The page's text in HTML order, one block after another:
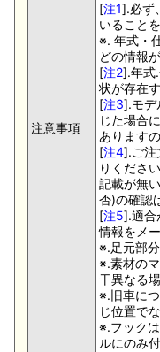
注意事項
[注1].必ず
いること
※. 年式・
どの情報
[注2].年式
状が存在
[注3].モデ
じた場合
あります
[注4].ご注
りください
記載が無
否)の確認
[注5].適合
情報をメ
※.足元部
※.素材の
干異なる
※.旧車に
じ位置で
※.フック
ルにのみ